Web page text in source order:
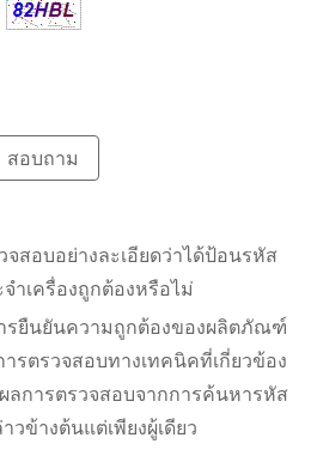
สอบถาม
สอบอย่างละเอียดว่าได้ป้อนรหัส
ำเครื่องถูกต้องหรือไม่
รยืนยันความถูกต้องของผลิตภัณฑ์
รตรวจสอบทางเทคนิคที่เกี่ยวข้อง
การตรวจสอบจากการค้นหารหัส
วข้างต้นแต่เพียงผู้เดียว